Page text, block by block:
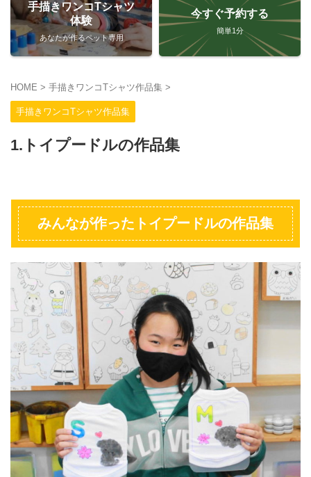
手描きワンコTシャツ
体験
あなたが作るペット専用
今すぐ予約する
簡単1分
HOME > 手描きワンコTシャツ作品集 >
手描きワンコTシャツ作品集
1.トイプードルの作品集
みんなが作ったトイプードルの作品集